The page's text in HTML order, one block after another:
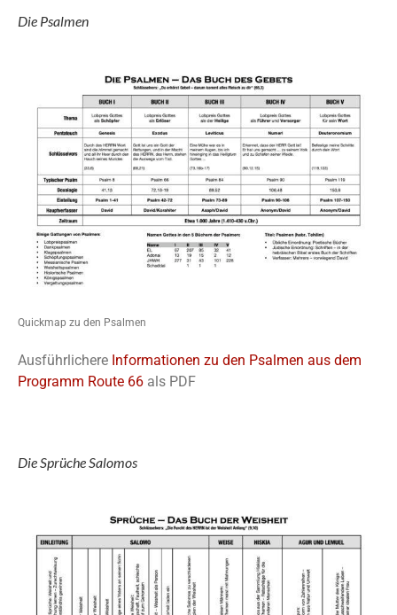
Die Psalmen
Quickmap zu den Psalmen
Ausführlichere Informationen zu den Psalmen aus dem
Programm Route 66 als PDF
Die Sprüche Salomos